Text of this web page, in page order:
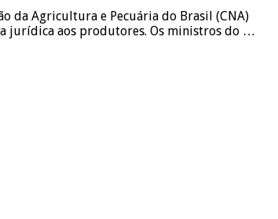
da Agricultura e Pecuária do Brasil (CNA)
jurídica aos produtores. Os ministros do …